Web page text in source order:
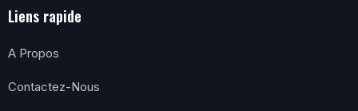
Liens rapide
A Propos
Contactez-Nous